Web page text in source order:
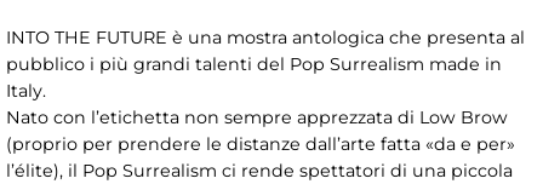
INTO THE FUTURE è una mostra antologica che presenta al
pubblico i più grandi talenti del Pop Surrealism made in
Italy.
Nato con l’etichetta non sempre apprezzata di Low Brow
(proprio per prendere le distanze dall’arte fatta «da e per»
l’élite), il Pop Surrealism ci rende spettatori di una piccola